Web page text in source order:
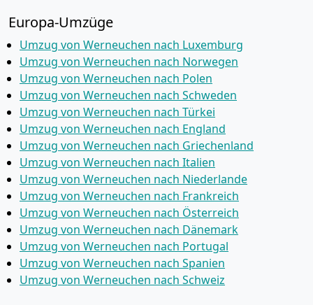
Europa-Umzüge
Umzug von Werneuchen nach Luxemburg
Umzug von Werneuchen nach Norwegen
Umzug von Werneuchen nach Polen
Umzug von Werneuchen nach Schweden
Umzug von Werneuchen nach Türkei
Umzug von Werneuchen nach England
Umzug von Werneuchen nach Griechenland
Umzug von Werneuchen nach Italien
Umzug von Werneuchen nach Niederlande
Umzug von Werneuchen nach Frankreich
Umzug von Werneuchen nach Österreich
Umzug von Werneuchen nach Dänemark
Umzug von Werneuchen nach Portugal
Umzug von Werneuchen nach Spanien
Umzug von Werneuchen nach Schweiz